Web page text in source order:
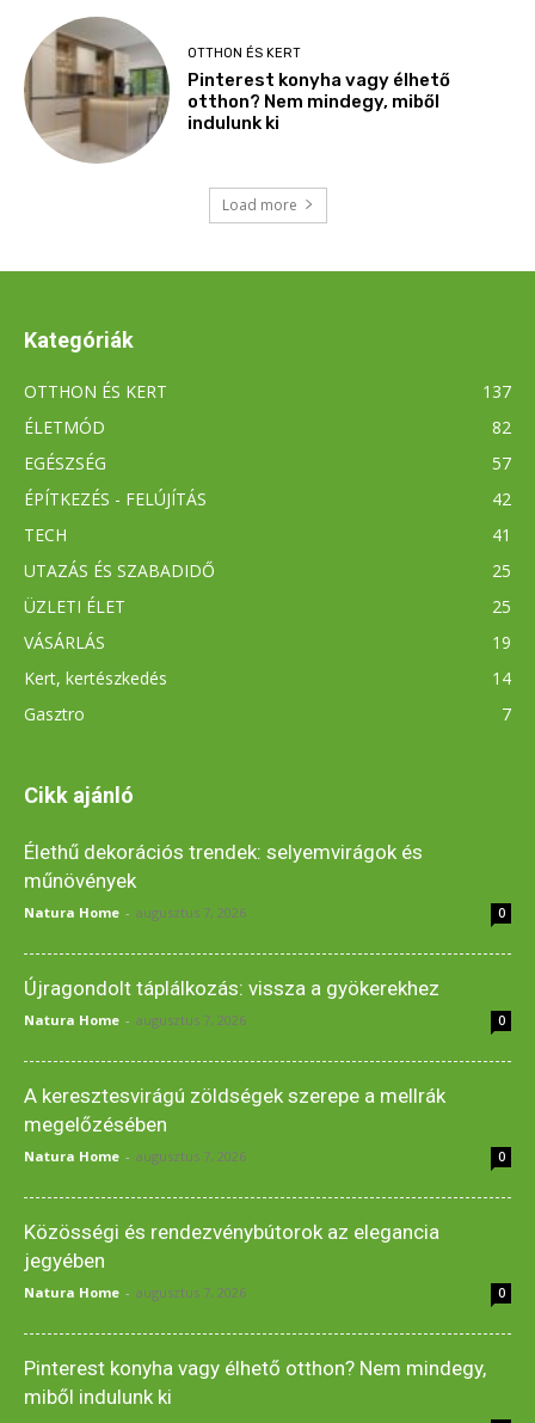
Kategóriák
OTTHON ÉS KERT
137
ÉLETMÓD
82
EGÉSZSÉG
57
ÉPÍTKEZÉS - FELÚJÍTÁS
42
TECH
41
UTAZÁS ÉS SZABADIDŐ
25
ÜZLETI ÉLET
25
VÁSÁRLÁS
19
Kert, kertészkedés
14
Gasztro
7
Cikk ajánló
Élethű dekorációs trendek: selyemvirágok és
műnövények
Natura Home - augusztus 7, 2026 0
Újragondolt táplálkozás: vissza a gyökerekhez
Natura Home - augusztus 7, 2026 0
A keresztesvirágú zöldségek szerepe a mellrák
megelőzésében
Natura Home - augusztus 7, 2026 0
Közösségi és rendezvénybútorok az elegancia
jegyében
Natura Home - augusztus 7, 2026 0
Pinterest konyha vagy élhető otthon? Nem mindegy,
miből indulunk ki